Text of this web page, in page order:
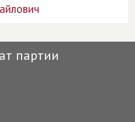
партии